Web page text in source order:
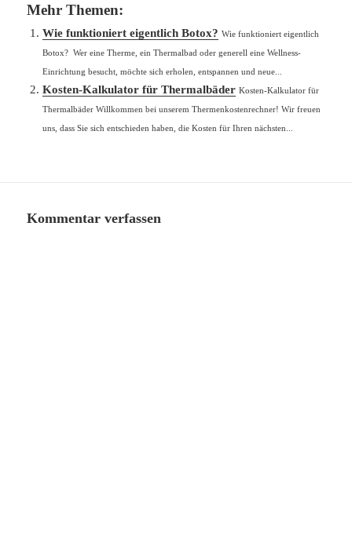
Mehr Themen:
Wie funktioniert eigentlich Botox? Wie funktioniert eigentlich
Botox? Wer eine Therme, ein Thermalbad oder generell eine Wellness-
Einrichtung besucht, möchte sich erholen, entspannen und neue...
Kosten-Kalkulator für Thermalbäder Kosten-Kalkulator für
Thermalbäder Willkommen bei unserem Thermenkostenrechner! Wir freuen
uns, dass Sie sich entschieden haben, die Kosten für Ihren nächsten...
Kommentar verfassen